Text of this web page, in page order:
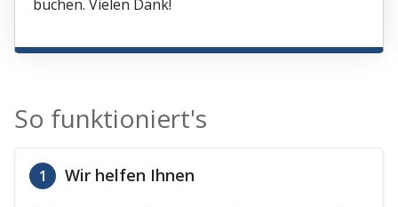
buchen. Vielen Dank!
So funktioniert's
1 Wir helfen Ihnen